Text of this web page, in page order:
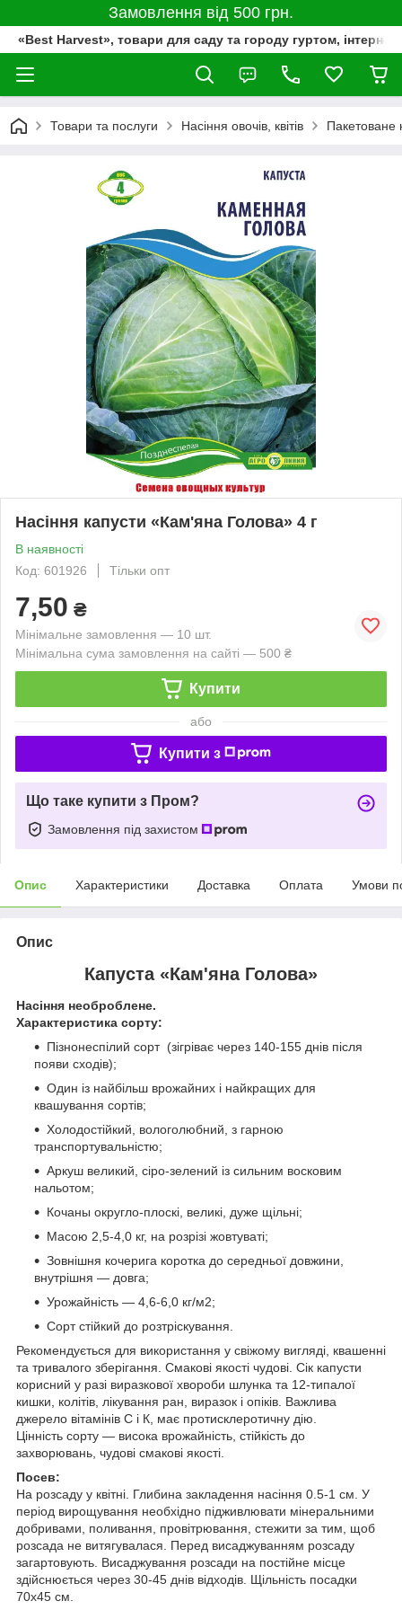
Замовлення від 500 грн.
«Best Harvest», товари для саду та городу гуртом,
Товари та послуги Насіння овочів, квітів Пакетоване
Насіння капусти «Кам'яна Голова» 4 г
В наявності
Код: 601926
Тільки опт
7,50 ₴
Мінімальне замовлення — 10 шт.
Мінімальна сума замовлення на сайті — 500 ₴
Купити
або
Купити з
Що таке купити з Пром?
Замовлення під захистом
Опис Характеристики Доставка Оплата Умови
Опис
Капуста «Кам'яна Голова»
Насіння необроблене.
Характеристика сорту:
Пізнонеспілий сорт (зігріває через 140-155 днів після
появи сходів);
Один із найбільш врожайних і найкращих для
квашування сортів;
Холодостійкий, вологолюбний, з гарною
транспортувальністю;
Аркуш великий, сіро-зелений із сильним восковим
нальотом;
Кочаны округло-плоскі, великі, дуже щільні;
Масою 2,5-4,0 кг, на розрізі жовтуваті;
Зовнішня кочерига коротка до середньої довжини,
внутрішня — довга;
Урожайність — 4,6-6,0 кг/м2;
Сорт стійкий до розтріскування.
Рекомендується для використання у свіжому вигляді, квашенні
та тривалого зберігання. Смакові якості чудові. Сік капусти
корисний у разі виразкової хвороби шлунка та 12-типалої
кишки, колітів, лікування ран, виразок і опіків. Важлива
джерело вітамінів С і К, має протисклеротичну дію.
Цінність сорту — висока врожайність, стійкість до
захворювань, чудові смакові якості.
Посев:
На розсаду у квітні. Глибина закладення насіння 0.5-1 см. У
період вирощування необхідно підживлювати мінеральними
добривами, поливання, провітрювання, стежити за тим, щоб
розсада не витягувалася. Перед висаджуванням розсаду
загартовують. Висаджування розсади на постійне місце
здійснюється через 30-45 днів відходів. Щільність посадки
70x45 см.